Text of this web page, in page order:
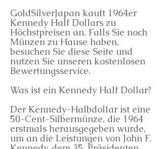
GoldSilverJapan kauft 1964er
Kennedy Half Dollars zu
Höchstpreisen an. Falls Sie noch
Münzen zu Hause haben,
besuchen Sie diese Seite und
nutzen Sie unseren kostenlosen
Bewertungsservice.
Was ist ein Kennedy Half Dollar?
Der Kennedy-Halbdollar ist eine
50-Cent-Silbermünze, die 1964
erstmals herausgegeben wurde,
um an die Leistungen von John F.